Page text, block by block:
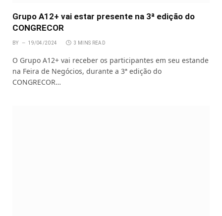
Grupo A12+ vai estar presente na 3ª edição do
CONGRECOR
BY 19/04/2024 3 MINS READ
O Grupo A12+ vai receber os participantes em seu estande
na Feira de Negócios, durante a 3ª edição do
CONGRECOR…